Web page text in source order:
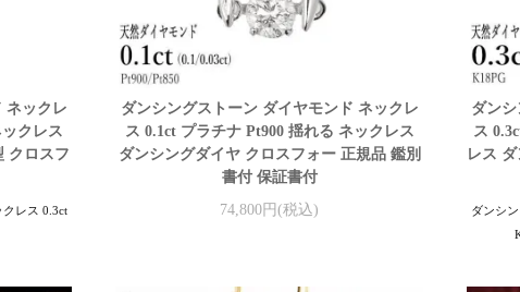
ネックレ
クレス
クロスフ
レス 0.3ct
ダンシングストーン ダイヤモンド ネックレ
ス 0.1ct プラチナ Pt900 揺れる ネックレス
ダンシングダイヤ クロスフォー 正規品 鑑別
書付 保証書付
74,800円(税込)
ダン
ス
レス
ダンシ